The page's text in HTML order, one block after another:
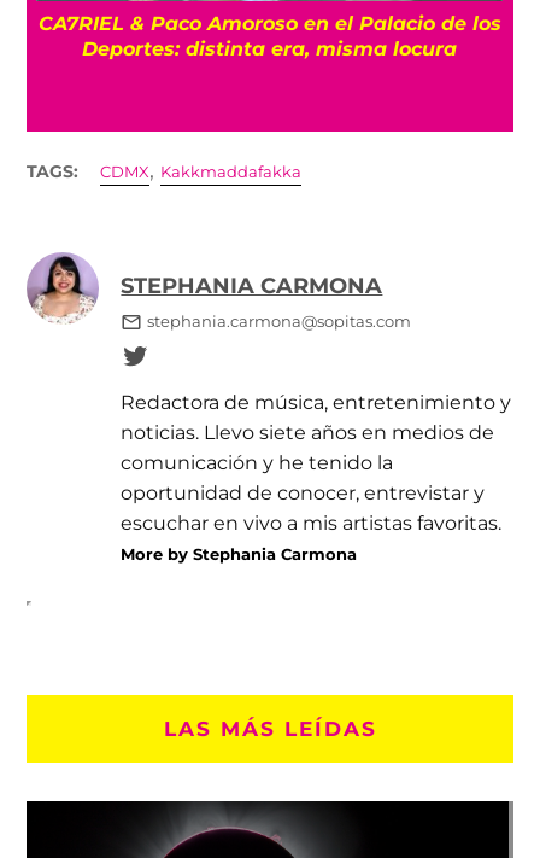
CA7RIEL & Paco Amoroso en el Palacio de los
Deportes: distinta era, misma locura
TAGS: CDMX, Kakkmaddafakka
STEPHANIA CARMONA
stephania.carmona@sopitas.com
Redactora de música, entretenimiento y
noticias. Llevo siete años en medios de
comunicación y he tenido la
oportunidad de conocer, entrevistar y
escuchar en vivo a mis artistas favoritas.
More by Stephania Carmona
LAS MÁS LEÍDAS